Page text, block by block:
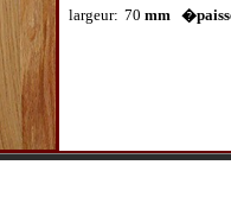
largeur: 70 mm